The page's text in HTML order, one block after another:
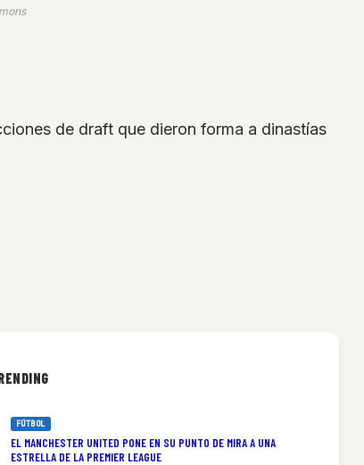
de draft que dieron forma a dinastías
FÚTBOL
EL MANCHESTER UNITED PONE EN SU PUNTO DE MIRA A UNA
ESTRELLA DE LA PREMIER LEAGUE